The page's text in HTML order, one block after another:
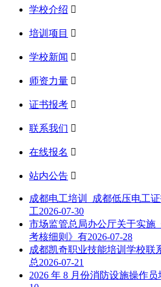
学校介绍 
培训项目 
学校新闻 
师资力量 
证书报考 
联系我们 
在线报名 
站内公告 
成都电工培训_成都低压电工
工2026-07-30
市场监管总局办公厅关于实施
考核细则》有2026-07-28
成都凯奇职业技能培训学校联
总2026-07-21
2026 年 8 月份消防设施操作